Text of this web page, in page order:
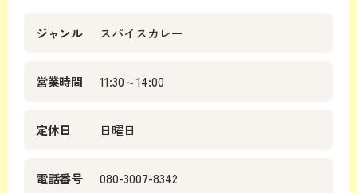
ジャンル スパイスカレー
営業時間 11:30～14:00
定休日 日曜日
電話番号 080-3007-8342